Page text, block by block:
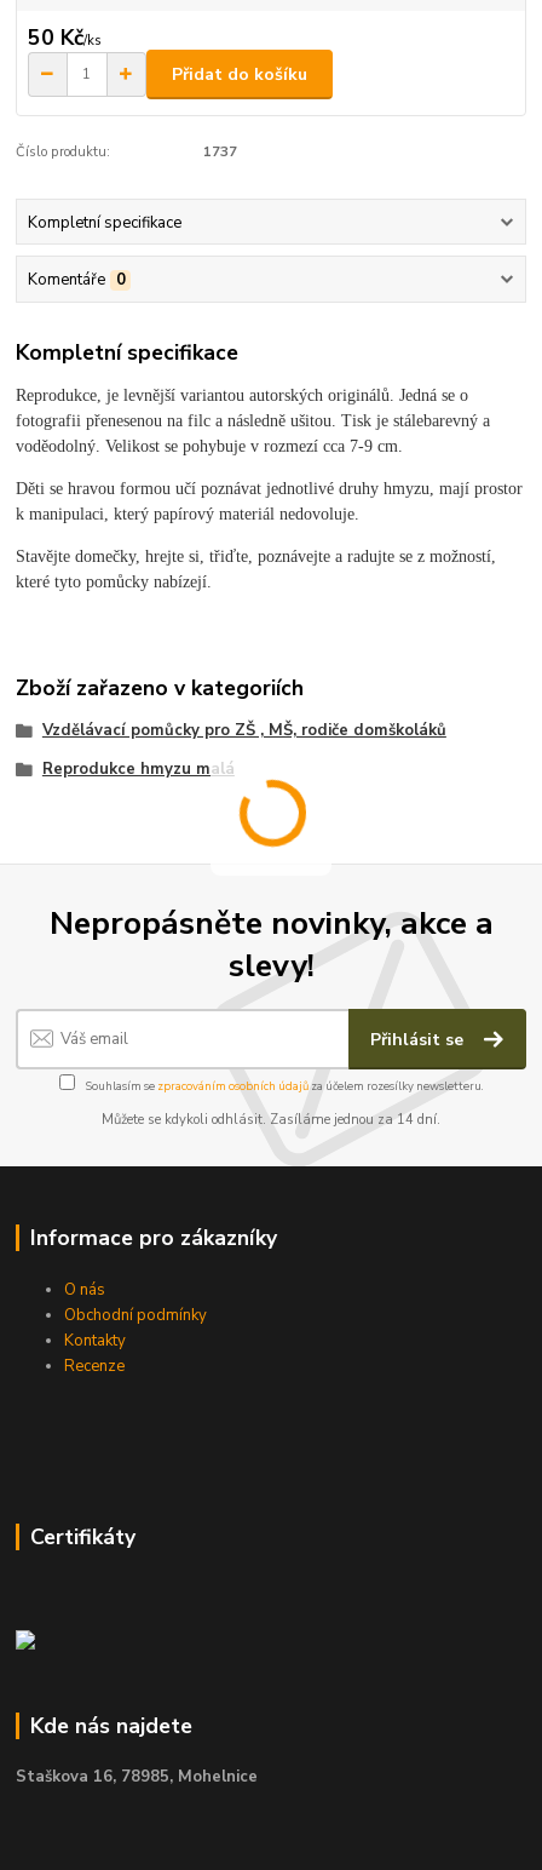
50 Kč/ks
Přidat do košíku
Číslo produktu: 1737
Kompletní specifikace
Komentáře 0
Kompletní specifikace
Reprodukce, je levnější variantou autorských originálů. Jedná se o
fotografii přenesenou na filc a následně ušitou. Tisk je stálebarevný a
voděodolný. Velikost se pohybuje v rozmezí cca 7-9 cm.
Děti se hravou formou učí poznávat jednotlivé druhy hmyzu, mají prostor
k manipulaci, který papírový materiál nedovoluje.
Stavějte domečky, hrejte si, třiďte, poznávejte a radujte se z možností,
které tyto pomůcky nabízejí.
Zboží zařazeno v kategoriích
Vzdělávací pomůcky pro ZŠ , MŠ, rodiče domškoláků
Reprodukce hmyzu malá
Nepropásněte novinky, akce a
slevy!
Přihlásit se
Souhlasím se zpracováním osobních údajůza účelem rozesílky newsletteru.
Můžete se kdykoli odhlásit. Zasíláme jednou za 14 dní.
Informace pro zákazníky
O nás
Obchodní podmínky
Kontakty
Recenze
Certifikáty
Kde nás najdete
Staškova 16, 78985, Mohelnice